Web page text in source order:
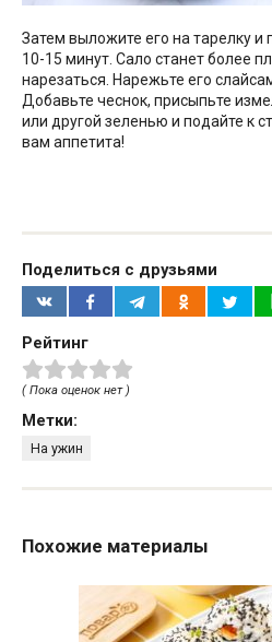
Затем выложите его на тарелку и
10-15 минут. Сало станет более
нарезаться. Нарежьте его
Добавьте чеснок, присыпьте
или другой зеленью и подайте к
вам аппетита!
Поделиться с друзьями
Рейтинг
( Пока оценок нет )
Метки:
На ужин
Похожие материалы